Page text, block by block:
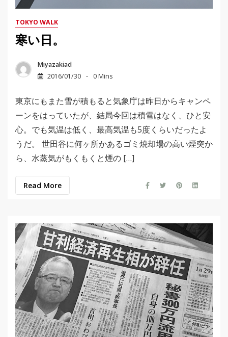
TOKYO WALK
寒い日。
Miyazakiad
2016/01/30
0 Mins
東京にもまた雪が積もると気象庁は昨日からキャンペ
ーンをはっていたが、結局今回は積雪はなく、ひと安
心。でも気温は低く、最高気温も5度くらいだったよ
うだ。 世田谷に何ヶ所かあるゴミ焼却場の高い煙突か
ら、水蒸気がもくもくと煙の […]
Read More